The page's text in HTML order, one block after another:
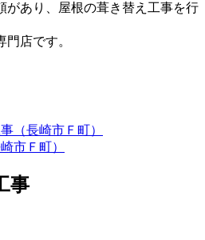
があり、屋根の葺き替え工事を行
店です。
（長崎市Ｆ町）
市Ｆ町）
事